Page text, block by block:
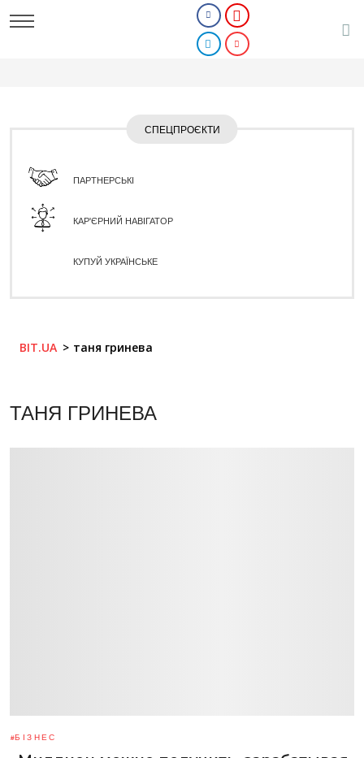
СПЕЦПРОЄКТИ
ПАРТНЕРСЬКІ
КАР'ЄРНИЙ НАВІГАТОР
КУПУЙ УКРАЇНСЬКЕ
BIT.UA таня гринева
ТАНЯ ГРИНЕВА
БІЗНЕС